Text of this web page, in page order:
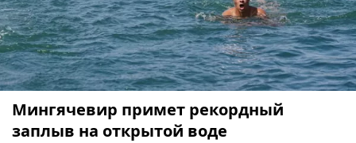
Мингячевир примет рекордный
заплыв на открытой воде